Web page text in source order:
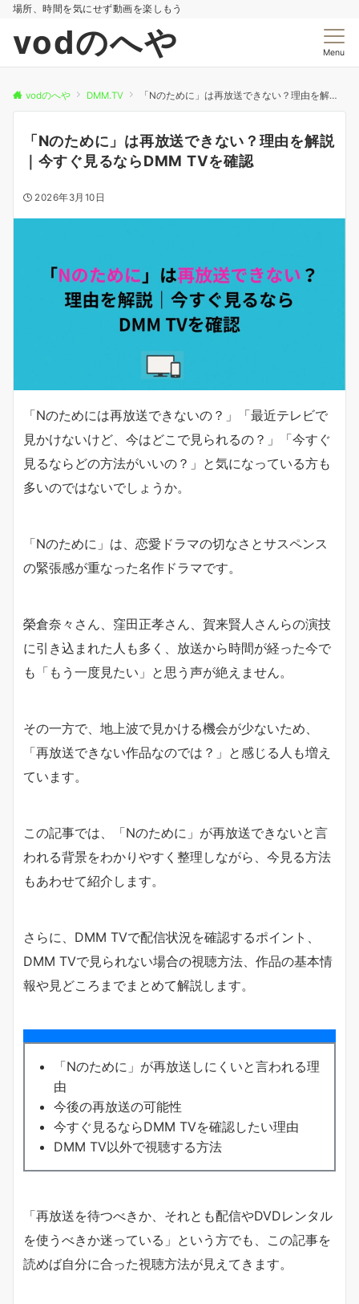
場所、時間を気にせず動画を楽しもう
vodのへや Menu
vodのへや DMM.TV 「Nのために」は再放送できない？理由を解説｜今すぐ見るならDMM TVを確認
「Nのために」は再放送できない？理由を解説
｜今すぐ見るならDMM TVを確認
2026年3月10日
「Nのためには再放送できないの？」「最近テレビで
見かけないけど、今はどこで見られるの？」「今すぐ
見るならどの方法がいいの？」と気になっている方も
多いのではないでしょうか。
「Nのために」は、恋愛ドラマの切なさとサスペンス
の緊張感が重なった名作ドラマです。
榮倉奈々さん、窪田正孝さん、賀来賢人さんらの演技
に引き込まれた人も多く、放送から時間が経った今で
も「もう一度見たい」と思う声が絶えません。
その一方で、地上波で見かける機会が少ないため、
「再放送できない作品なのでは？」と感じる人も増え
ています。
この記事では、「Nのために」が再放送できないと言
われる背景をわかりやすく整理しながら、今見る方法
もあわせて紹介します。
さらに、DMM TVで配信状況を確認するポイント、
DMM TVで見られない場合の視聴方法、作品の基本情
報や見どころまでまとめて解説します。
「Nのために」が再放送しにくいと言われる理
由
今後の再放送の可能性
今すぐ見るならDMM TVを確認したい理由
DMM TV以外で視聴する方法
「再放送を待つべきか、それとも配信やDVDレンタル
を使うべきか迷っている」という方でも、この記事を
読めば自分に合った視聴方法が見えてきます。